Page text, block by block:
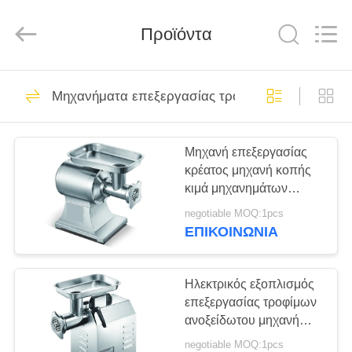
ΣΠΊΤΙ
ΠΡΟΪΌΝΤΑ
ΒΊΝΤΕΟ
ΕΜΦΆΝΙΣΗ
VR
ΣΧΕΤΙΚΆ
Co.,
Reserved.
Εμπορικός
μαγειρεύοντας
εξοπλισμός
182
Μαγειρεύοντας
εξοπλισμός
267
Προϊόντα
Μηχανήματα επεξεργασίας τροφίμων
Μηχανή επεξεργασίας
κρέατος μηχανή κοπής
κιμά μηχανημάτων
επεξεργασίας τροφίμων
ανοξείδωτου
negotiable MOQ:1pcs
ΕΠΙΚΟΙΝΩΝΊΑ
Ηλεκτρικός εξοπλισμός
επεξεργασίας τροφίμων
ανοξείδωτου μηχανή
κοπής κιμά μηχανών
negotiable MOQ:1pcs